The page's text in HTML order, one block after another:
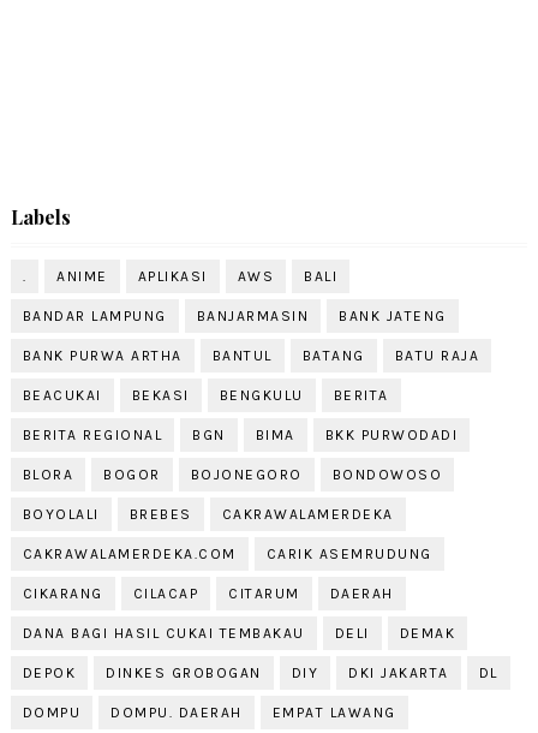
Labels
. ANIME APLIKASI AWS BALI
BANDAR LAMPUNG BANJARMASIN BANK JATENG
BANK PURWA ARTHA BANTUL BATANG BATU RAJA
BEACUKAI BEKASI BENGKULU BERITA
BERITA REGIONAL BGN BIMA BKK PURWODADI
BLORA BOGOR BOJONEGORO BONDOWOSO
BOYOLALI BREBES CAKRAWALAMERDEKA
CAKRAWALAMERDEKA.COM CARIK ASEMRUDUNG
CIKARANG CILACAP CITARUM DAERAH
DANA BAGI HASIL CUKAI TEMBAKAU DELI DEMAK
DEPOK DINKES GROBOGAN DIY DKI JAKARTA DL
DOMPU DOMPU. DAERAH EMPAT LAWANG